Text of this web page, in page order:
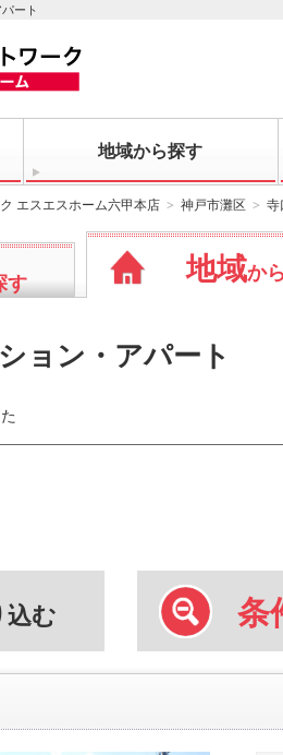
ート
地域から探す
エスエスホーム六甲本店 神戸市灘区 寺
す 地域か
ョン・アパート
込む 条